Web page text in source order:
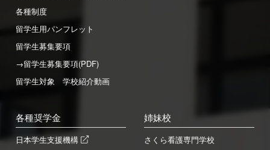
各種制度
留学生用パンフレット
留学生募集要項
→留学生募集要項(PDF)
留学生対象 学校紹介動画
各種奨学金
日本学生支援機構
姉妹校
さくら看護専門学校